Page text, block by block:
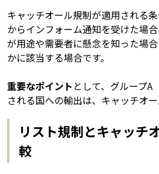
キャッチオール規制が適用される
からインフォーム通知を受けた場
が用途や需要者に懸念を知った場
かに該当する場合です。
重要なポイント として、グループA
される国への輸出は、キャッチオー
リスト規制とキャッチ
較